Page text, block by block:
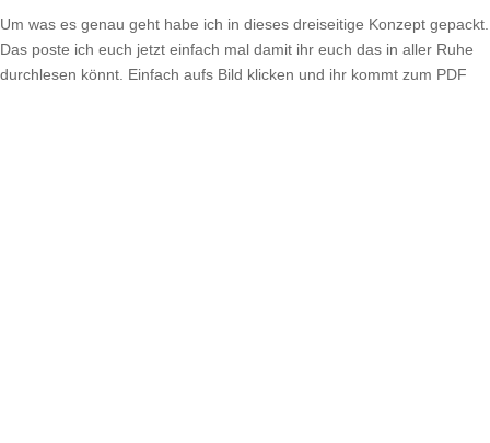
Um was es genau geht habe ich in dieses dreiseitige Konzept gepackt.
Das poste ich euch jetzt einfach mal damit ihr euch das in aller Ruhe
durchlesen könnt. Einfach aufs Bild klicken und ihr kommt zum PDF